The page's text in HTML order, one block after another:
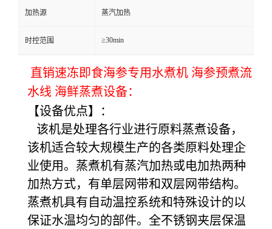
加热源 蒸汽加热
时控范围 ≥30min
直销速冻即食海参专用水煮机 海参预煮流
水线 海鲜蒸煮设备：
【设备优点】：
该机是处理各行业进行原料蒸煮设备，
该机适合较大规模生产的各类原料处理企
业使用。蒸煮机有蒸汽加热或电加热两种
加热方式，有单层网带和双层网带结构。
蒸煮机具有自动温控系统和特殊设计的以
保证水温均匀的部件。全不锈钢夹层保温